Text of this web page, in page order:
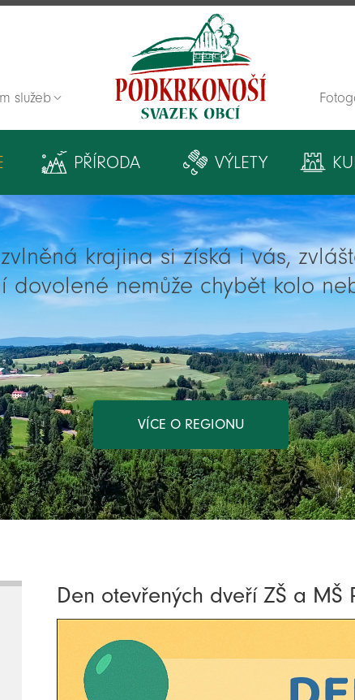
Zpět na titulní stranu
služeb
PŘÍRODA VÝLETY
krajina si získá i vás,
dovolené nemůže chybět kolo
VÍCE O REGIONU
Den otevřených dveří ZŠ a MŠ